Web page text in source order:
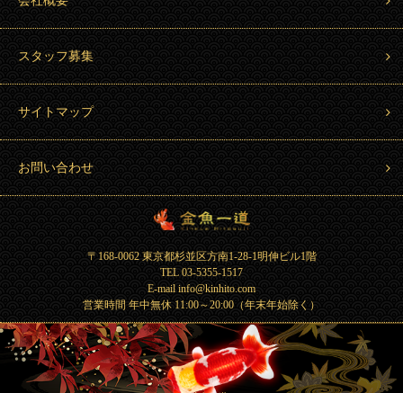
スタッフ募集
サイトマップ
お問い合わせ
〒168-0062 東京都杉並区方南1-28-1明伸ビル1階
TEL 03-5355-1517
E-mail info@kinhito.com
営業時間 年中無休 11:00～20:00（年末年始除く）